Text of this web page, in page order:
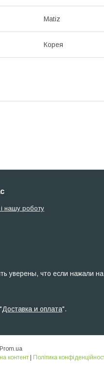
Matiz
Корея
нашу роботу
уверены, что если нажали
Доставка и оплата".
Prom.ua
контент | Політика